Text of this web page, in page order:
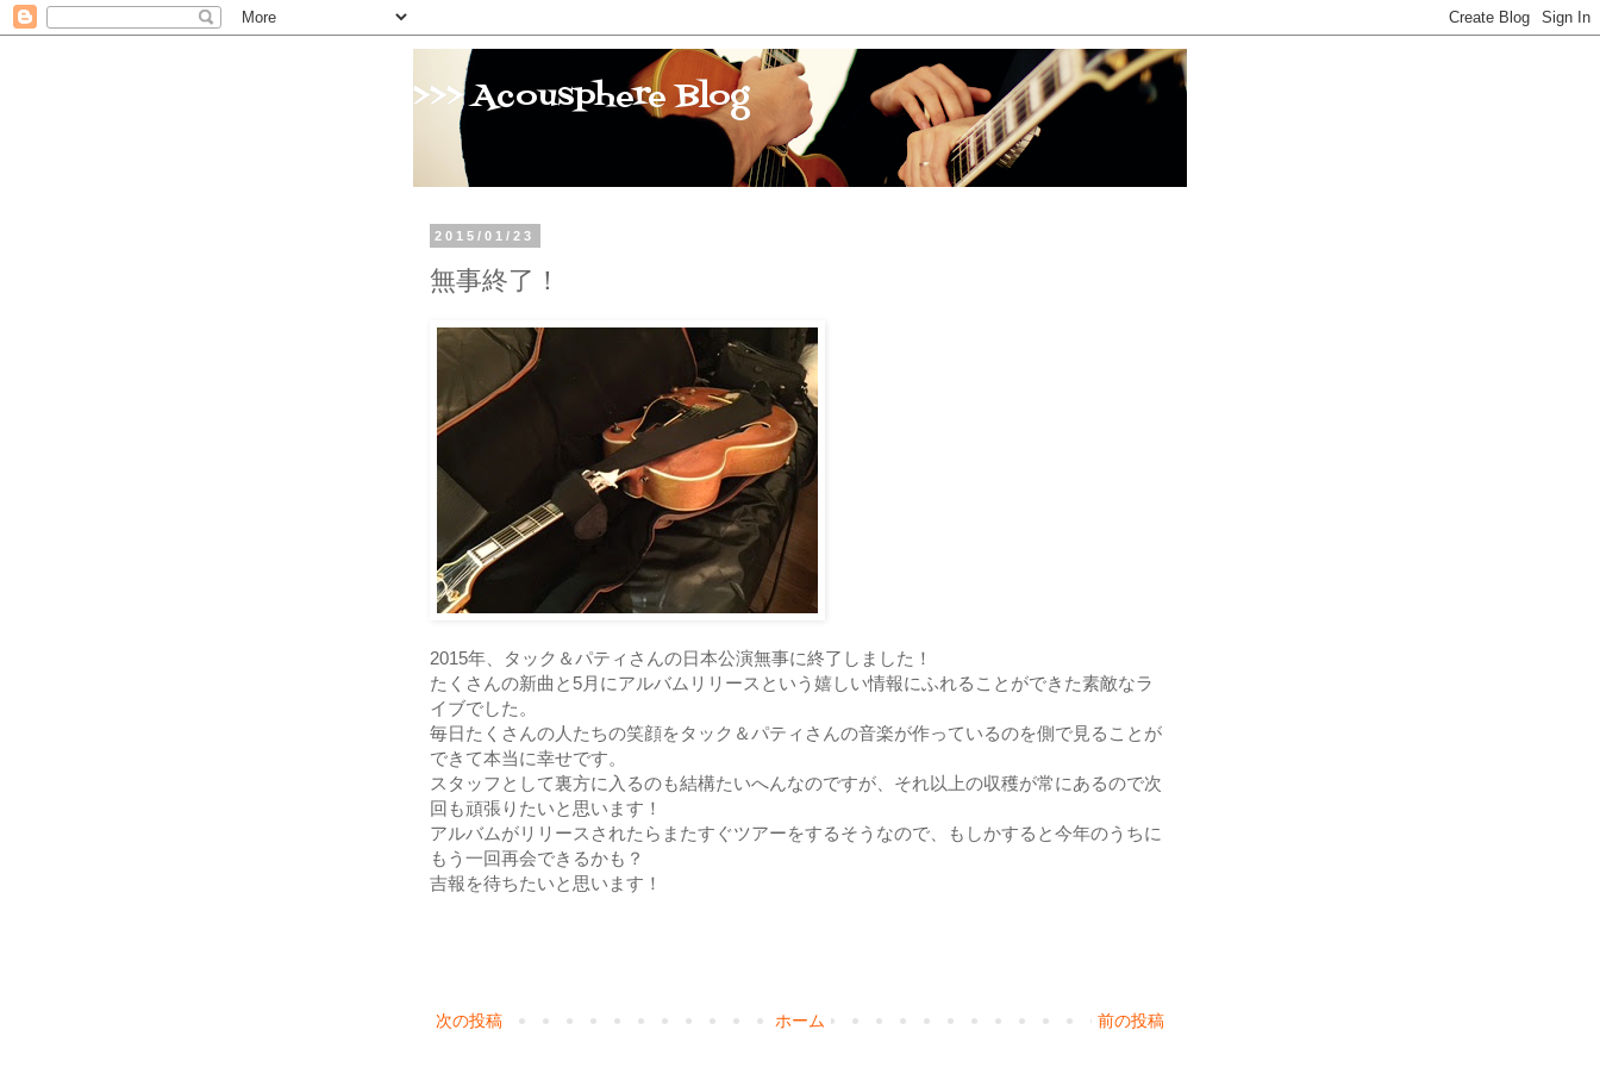
>>> Acousphere Blog
2015/01/23
無事終了！
2015年、タック＆パティさんの日本公演無事に終了しました！
たくさんの新曲と5月にアルバムリリースという嬉しい情報にふれることができた素敵なラ
イブでした。
毎日たくさんの人たちの笑顔をタック＆パティさんの音楽が作っているのを側で見ることが
できて本当に幸せです。
スタッフとして裏方に入るのも結構たいへんなのですが、それ以上の収穫が常にあるので次
回も頑張りたいと思います！
アルバムがリリースされたらまたすぐツアーをするそうなので、もしかすると今年のうちに
もう一回再会できるかも？
吉報を待ちたいと思います！
次の投稿 前の投稿
ホーム